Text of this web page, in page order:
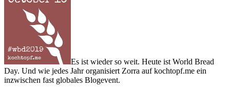
Es ist wieder so weit. Heute ist World Bread
Day. Und wie jedes Jahr organisiert Zorra auf kochtopf.me ein
inzwischen fast globales Blogevent.